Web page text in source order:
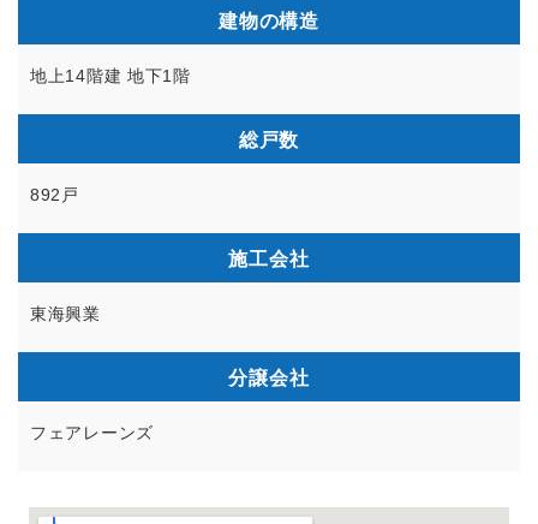
建物の構造
地上14階建 地下1階
総戸数
892戸
施工会社
東海興業
分譲会社
フェアレーンズ